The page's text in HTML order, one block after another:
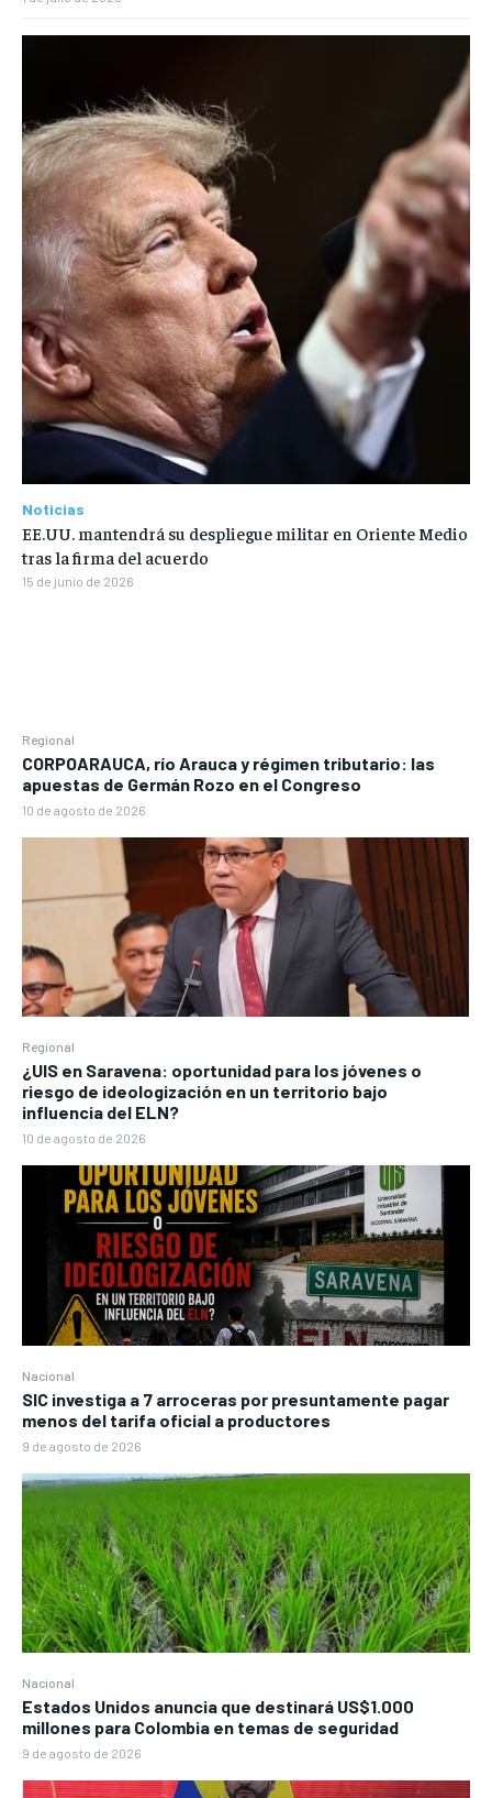
Regional
CORPOARAUCA, río Arauca y régimen tributario: las
apuestas de Germán Rozo en el Congreso
10 de agosto de 2026
Regional
¿UIS en Saravena: oportunidad para los jóvenes o
riesgo de ideologización en un territorio bajo
influencia del ELN?
10 de agosto de 2026
Nacional
SIC investiga a 7 arroceras por presuntamente pagar
menos del tarifa oficial a productores
9 de agosto de 2026
Nacional
Estados Unidos anuncia que destinará US$1.000
millones para Colombia en temas de seguridad
9 de agosto de 2026
Noticias
EE.UU. mantendrá su despliegue militar en Oriente Medio
tras la firma del acuerdo
15 de junio de 2026